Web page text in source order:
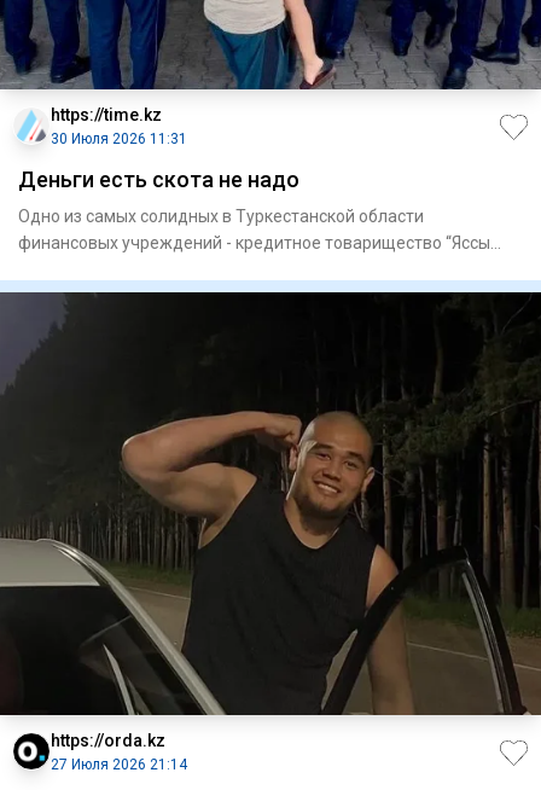
https://time.kz
30 Июля 2026 11:31
Деньги есть скота не надо
Одно из самых солидных в Туркестанской области
финансовых учреждений - кредитное товарищество “Яссы
https://orda.kz
27 Июля 2026 21:14